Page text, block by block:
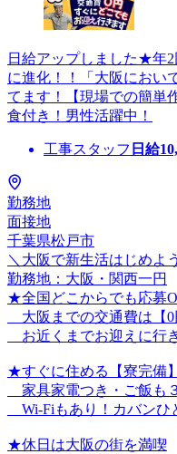
日給アップしました★年
に進化！！「大阪におい
てます！【現場での簡単
食付き！男性活躍中！
工事スタッフ 日給
勤務地
面接地
千葉県松戸市
＼大阪で新生活はじめよ
勤務地：大阪・関西一円
★全国どこからでも応募
大阪までの交通費は【0
お近くまでお迎えに行
★すぐに住める【寮完備】
家具家電つき・ご飯も
Wi-Fiもあり！カバンひ
★休日は大阪の街を満喫